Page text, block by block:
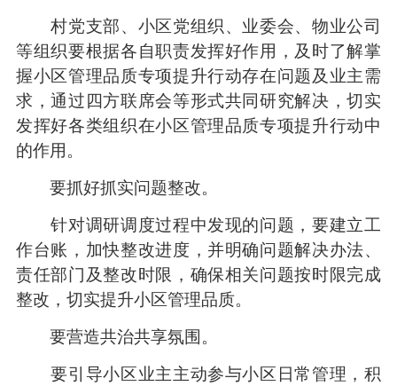
村党支部、小区党组织、业委会、物业公司
等组织要根据各自职责发挥好作用，及时了解掌
握小区管理品质专项提升行动存在问题及业主需
求，通过四方联席会等形式共同研究解决，切实
发挥好各类组织在小区管理品质专项提升行动中
的作用。
要抓好抓实问题整改。
针对调研调度过程中发现的问题，要建立工
作台账，加快整改进度，并明确问题解决办法、
责任部门及整改时限，确保相关问题按时限完成
整改，切实提升小区管理品质。
要营造共治共享氛围。
要引导小区业主主动参与小区日常管理，积